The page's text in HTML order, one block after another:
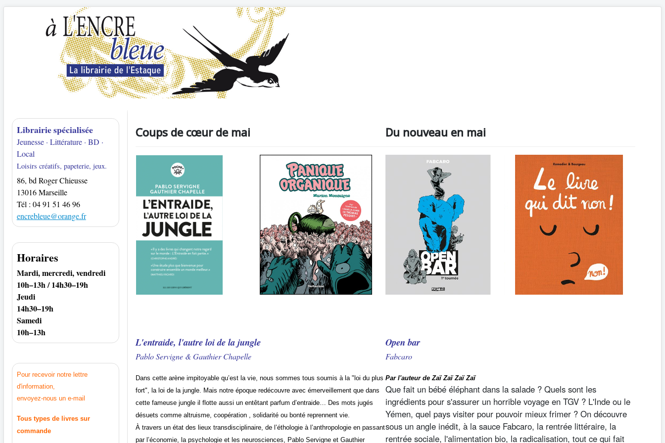
Librairie spécialisée
Jeunesse · Littérature · BD ·
Local
Loisirs créatifs, papeterie, jeux.
86, bd Roger Chieusse
13016 Marseille
Tél : 04 91 51 46 96
encrebleue@orange.fr
Horaires
Mardi, mercredi, vendredi
10h–13h / 14h30–19h
Jeudi
14h30–19h
Samedi
10h–13h
Pour recevoir notre lettre
d'information,
envoyez-nous un e-mail
Tous types de livres sur
commande
Coups de cœur de mai
L'entraide, l'autre loi de la jungle
Pablo Servigne & Gauthier Chapelle
Dans cette arène impitoyable qu’est la vie, nous sommes tous soumis à la "loi du plus
fort", la loi de la jungle. Mais notre époque redécouvre avec émerveillement que dans
cette fameuse jungle il flotte aussi un entêtant parfum d’entraide… Des mots jugés
désuets comme altruisme, coopération , solidarité ou bonté reprennent vie.
À travers un état des lieux transdisciplinaire, de l’éthologie à l’anthropologie en passant
par l’économie, la psychologie et les neurosciences, Pablo Servigne et Gauthier
Du nouveau en mai
Open bar
Fabcaro
Par l'auteur de Zaï Zaï Zaï Zaï
Que fait un bébé éléphant dans la salade ? Quels sont les
ingrédients pour s'assurer un horrible voyage en TGV ? L'Inde ou le
Yémen, quel pays visiter pour pouvoir mieux frimer ? On découvre
sous un angle inédit, à la sauce Fabcaro, la rentrée littéraire, la
rentrée sociale, l'alimentation bio, la radicalisation, tout ce qui fait